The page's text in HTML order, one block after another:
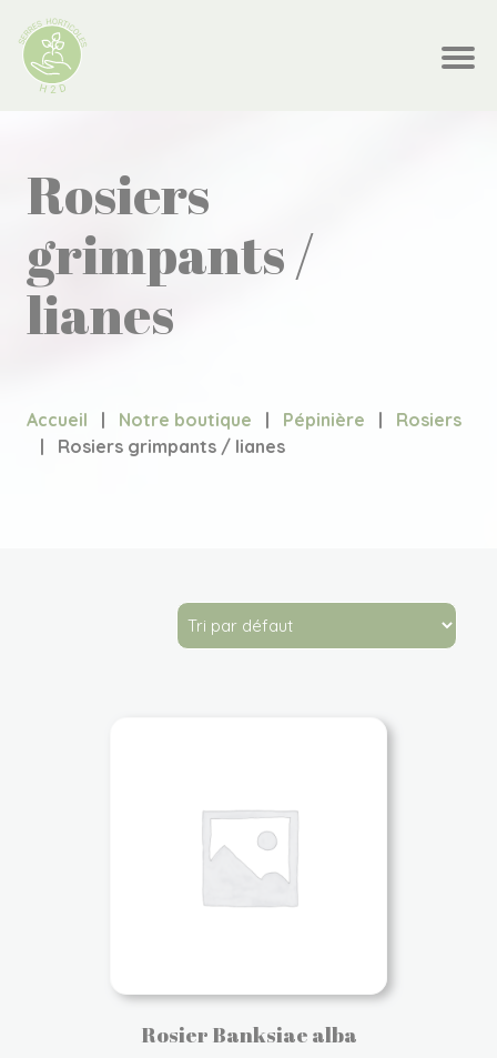
Rosiers
grimpants /
lianes
Accueil | Notre boutique | Pépinière |
Rosiers
|
Rosiers grimpants / lianes
Rosier Banksiae alba